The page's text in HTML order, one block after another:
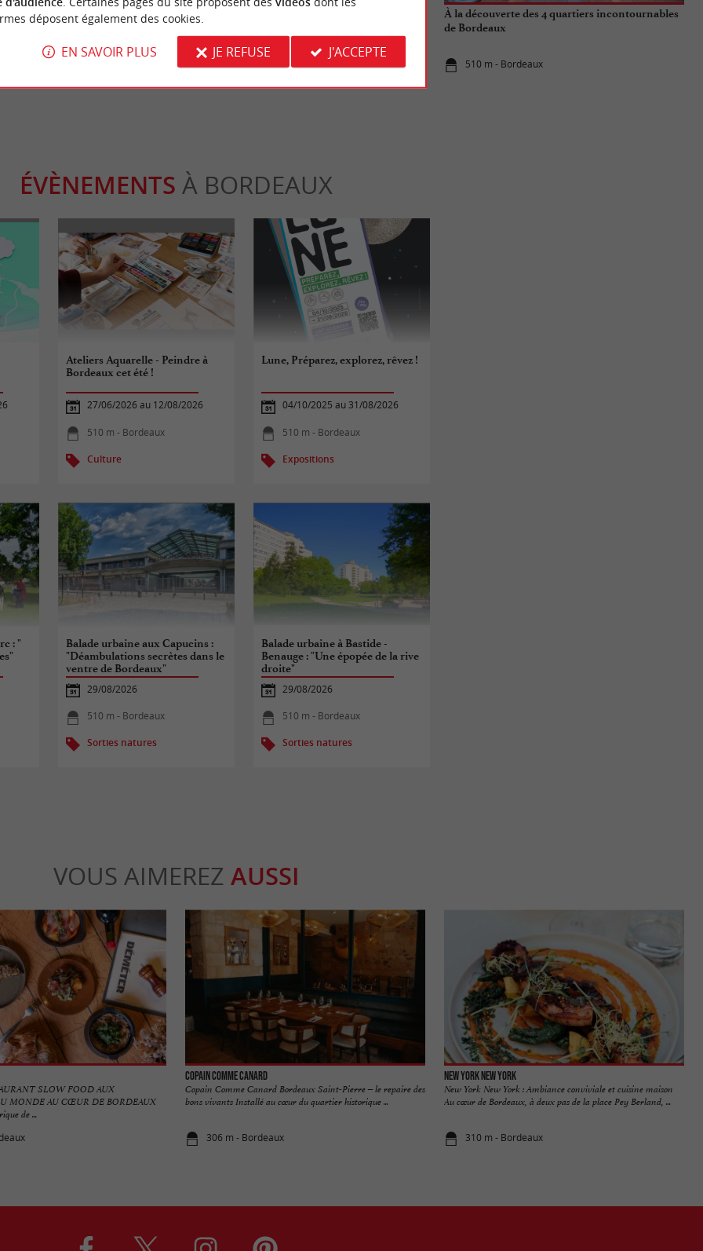
de Pierre à Bordeaux : Tout ce
vos déplacements de l'été 2026
Festival Showcolat Bordeaux 2026 : Une
510 m - Bordeaux
À la découverte des 4 quartiers incontournables
de Bordeaux
510 m - Bordeaux
ÉVÈNEMENTS À BORDEAUX
Ateliers Aquarelle - Peindre à
Bordeaux cet été !
27/06/2026 au 12/08/2026
510 m - Bordeaux
Culture
Lune, Préparez, explorez, rêvez !
04/10/2025 au 31/08/2026
510 m - Bordeaux
Expositions
: "
Balade urbaine aux Capucins :
"Déambulations secrètes dans le
ventre de Bordeaux"
29/08/2026
510 m - Bordeaux
Sorties natures
Balade urbaine à Bastide -
Benauge : "Une épopée de la rive
droite"
29/08/2026
510 m - Bordeaux
Sorties natures
VOUS AIMEREZ AUSSI
SLOW FOOD AUX
MONDE AU CŒUR DE BORDEAUX
de ...
Copain Comme Canard
Copain Comme Canard Bordeaux Saint-Pierre – le repaire des
bons vivants Installé au cœur du quartier historique ...
306 m - Bordeaux
New York New York
New York New York : Ambiance conviviale et cuisine maison
Au cœur de Bordeaux, à deux pas de la place Pey Berland, ...
310 m - Bordeaux
déposent également des cookies.
EN SAVOIR PLUS JE REFUSE J'ACCEPTE